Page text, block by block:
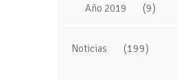
Año 2019 (9)
Noticias (199)